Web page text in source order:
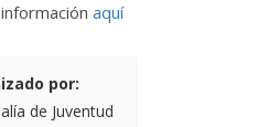
aquí
por:
de Juventud